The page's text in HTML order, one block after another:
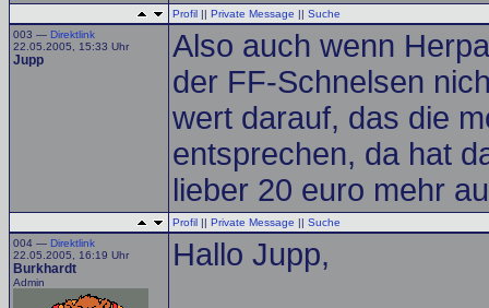
Profil || Private Message || Suche
003 — Direktlink
22.05.2005, 15:33 Uhr
Jupp
Also auch wenn
der FF-Schnelsen
wert darauf, das die
entsprechen, da hat
lieber 20 euro mehr
Profil || Private Message || Suche
004 — Direktlink
22.05.2005, 16:19 Uhr
Burkhardt
Admin
Hallo Jupp,